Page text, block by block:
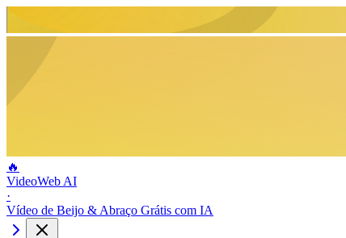
🔥
VideoWeb AI
·
Vídeo de Beijo & Abraço Grátis com IA